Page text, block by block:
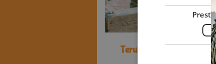
Terugkomkaartje